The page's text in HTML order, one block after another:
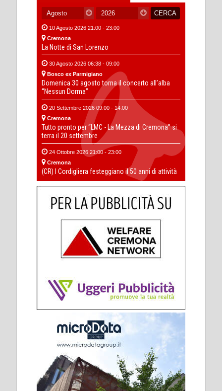
10 Agosto 2026 21:00 - 23:00
Cremona
La Notte di San Lorenzo
30 Agosto 2026 06:38 - 09:00
Bosco ex Parmigiano
Domenica 30 agosto torna il concerto all’alba
“Nessun Dorma”
20 Settembre 2026 09:00 - 14:00
Cremona
Tutto pronto per “LMC - La Mezza di Cremona” si
terra il 20 settembre
24 Ottobre 2026 21:00 - 23:00
Cremona
(CR) I Cordigliera festeggiano il 50 anni di attività